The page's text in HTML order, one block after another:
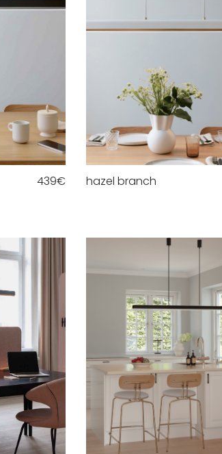
439€ hazel branch